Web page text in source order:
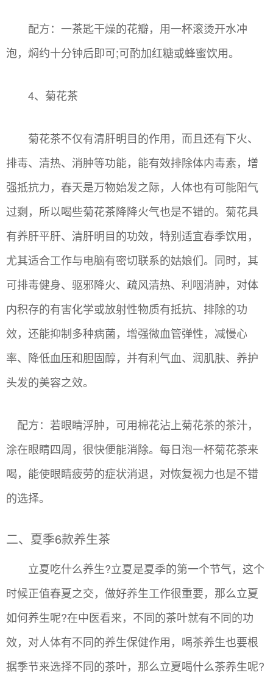
配方：一茶匙干燥的花瓣，用一杯滚烫开水冲
泡，焖约十分钟后即可;可酌加红糖或蜂蜜饮用。
4、菊花茶
菊花茶不仅有清肝明目的作用，而且还有下火、
排毒、清热、消肿等功能，能有效排除体内毒素，增
强抵抗力，春天是万物始发之际，人体也有可能阳气
过剩，所以喝些菊花茶降降火气也是不错的。菊花具
有养肝平肝、清肝明目的功效，特别适宜春季饮用，
尤其适合工作与电脑有密切联系的姑娘们。同时，其
可排毒健身、驱邪降火、疏风清热、利咽消肿，对体
内积存的有害化学或放射性物质有抵抗、排除的功
效，还能抑制多种病菌，增强微血管弹性，减慢心
率、降低血压和胆固醇，并有利气血、润肌肤、养护
头发的美容之效。
配方：若眼睛浮肿，可用棉花沾上菊花茶的茶汁，
涂在眼睛四周，很快便能消除。每日泡一杯菊花茶来
喝，能使眼睛疲劳的症状消退，对恢复视力也是不错
的选择。
二、夏季6款养生茶
立夏吃什么养生?立夏是夏季的第一个节气，这个
时候正值春夏之交，做好养生工作很重要，那么立夏
如何养生呢?在中医看来，不同的茶叶就有不同的功
效，对人体有不同的养生保健作用，喝茶养生也要根
据季节来选择不同的茶叶，那么立夏喝什么茶养生呢?